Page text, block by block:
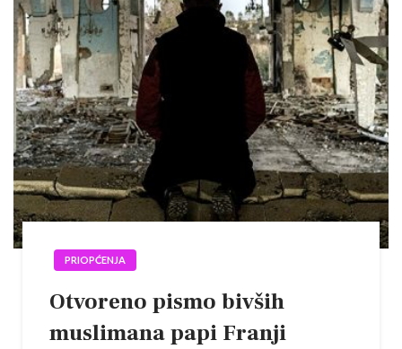
PRIOPĆENJA
Otvoreno pismo bivših
muslimana papi Franji